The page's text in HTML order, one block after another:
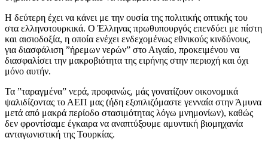
Η δεύτερη έχει να κάνει με την ουσία της πολιτικής οπτικής του
στα ελληνοτουρκικά. Ο Έλληνας πρωθυπουργός επενδύει με πίστη
και αισιοδοξία, η οποία ενέχει ενδεχομένως εθνικούς κινδύνους,
για διασφάλιση ”ήρεμων νερών” στο Αιγαίο, προκειμένου να
διασφαλίσει την μακροβιότητα της ειρήνης στην περιοχή και όχι
μόνο αυτήν.
Τα ”ταραγμένα” νερά, προφανώς, μάς γονατίζουν οικονομικά
ψαλιδίζοντας το ΑΕΠ μας (ήδη εξοπλιζόμαστε γενναία στην Άμυνα
μετά από μακρά περίοδο στασιμότητας λόγω μνημονίων), καθώς
δεν φροντίσαμε έγκαιρα να αναπτύξουμε αμυντική βιομηχανία
ανταγωνιστική της Τουρκίας.